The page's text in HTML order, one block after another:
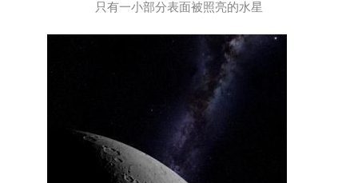
只有一小部分表面被照亮的水星